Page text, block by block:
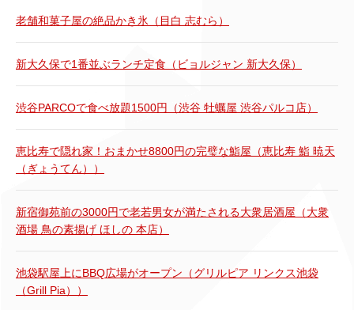
老舗和菓子屋の絶品かき氷（目白 志むら）
新大久保で1番並ぶランチ定食（ビョルジャン 新大久保）
渋谷PARCOで食べ放題1500円（渋谷 牡蠣屋 渋谷パルコ店）
恵比寿で隠れ家！おまかせ8800円の完璧な鮨屋（恵比寿 鮨 暁天
（ぎょうてん））
新宿御苑前の3000円で老若男女が満たされる大衆居酒屋（大衆
酒場 鳥の素揚げ ほしの 本店）
池袋駅屋上にBBQ広場がオープン（グリルピア リンクス池袋
（Grill Pia））